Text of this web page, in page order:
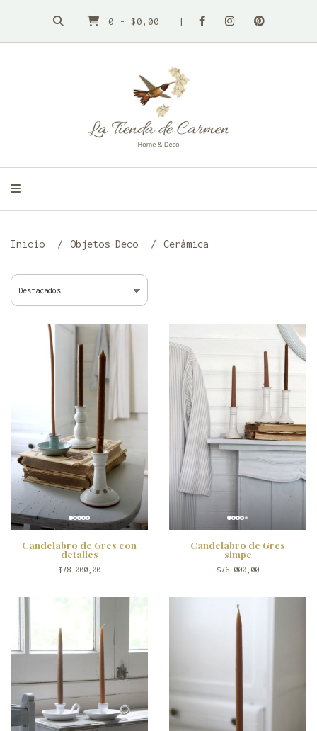
0 - $0,00
Inicio Objetos-Deco Cerámica
Candelabro de Gres con
detalles
$78.000,00
Candelabro de Gres
simpe
$76.000,00